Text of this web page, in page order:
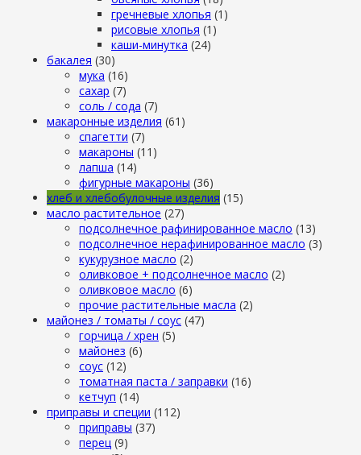
гречневые хлопья (1)
рисовые хлопья (1)
каши-минутка (24)
бакалея (30)
мука (16)
сахар (7)
cоль / cода (7)
макаронные изделия (61)
cпагетти (7)
макароны (11)
лапша (14)
фигурные макароны (36)
хлеб и хлебобулочные изделия (15)
масло растительное (27)
подсолнечное рафинированное масло (13)
подсолнечное нерафинированное масло (3)
кукурузное масло (2)
оливковое + подсолнечное масло (2)
оливковое масло (6)
прочие растительные масла (2)
майонез / томаты / соус (47)
горчица / хрен (5)
майонез (6)
соус (12)
томатная паста / заправки (16)
кетчуп (14)
приправы и специи (112)
приправы (37)
перец (9)